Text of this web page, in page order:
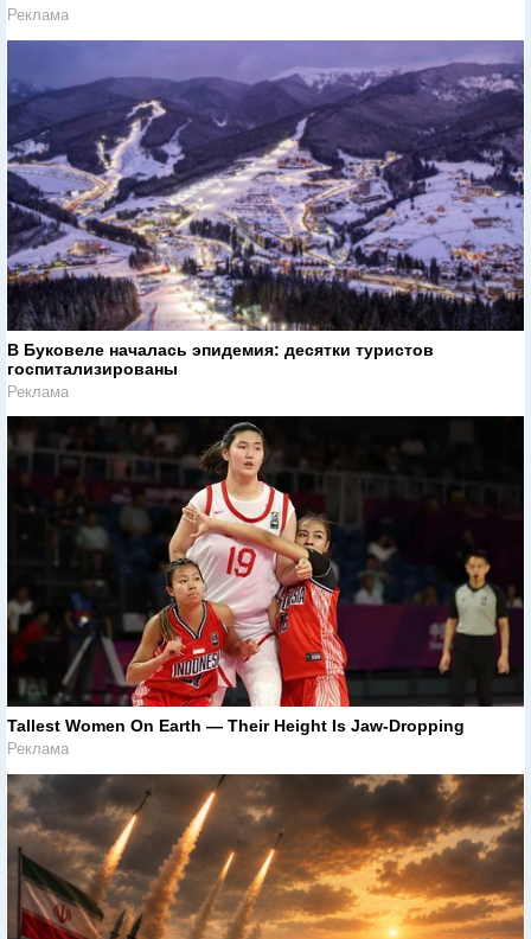
Реклама
В Буковеле началась эпидемия: десятки туристов
госпитализированы
Реклама
Tallest Women On Earth — Their Height Is Jaw-Dropping
Реклама